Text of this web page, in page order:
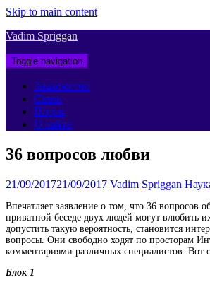
Skip to main content
Vadim Spriggan
Toggle navigation
Знакомство
Связь
Поток
О сайте
36 вопросов любви
21/09/201721/09/2017 Vadim Spriggan
Впечатляет заявление о том, что 36 вопросов
приватной беседе двух людей могут влюбить
допустить такую вероятность, становится
вопросы. Они свободно ходят по просторам
комментариями различных специалистов. Вот
Блок 1